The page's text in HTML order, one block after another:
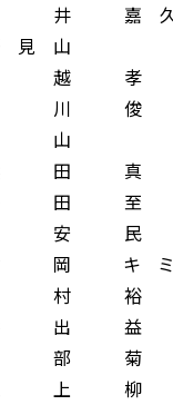
嘉 久
山
越 孝
川 俊
山
田 真
田 至
安 民
キ ミ
村 裕
出 益
菊
上 柳